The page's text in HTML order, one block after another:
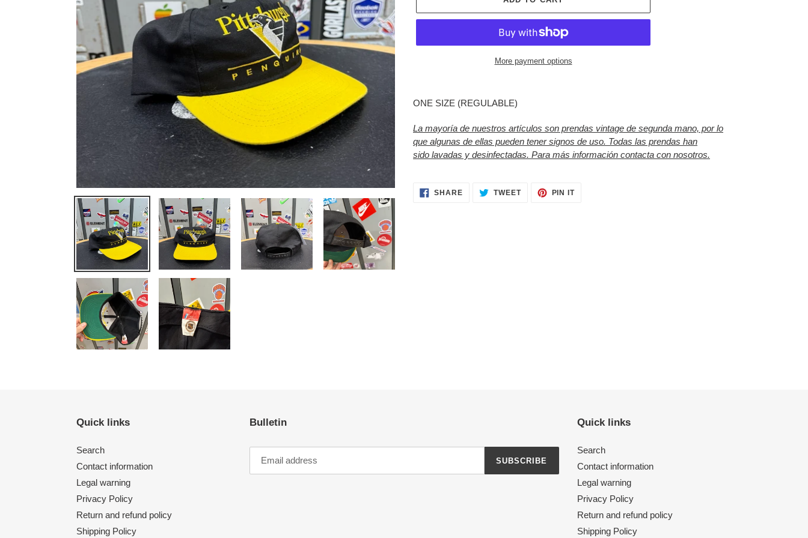
More payment options
product
your
ONE SIZE (REGULABLE)
La mayoría de nuestros artículos son prendas vintage de segunda mano, por lo
que algunas de ellas pueden tener signos de uso. Todas las prendas han
sido lavadas y desinfectadas. Para más información contacta con nosotros.
SHARESHARE
ON
TWEETTWEET PIN ITPIN
Quick links
Search
Contact information
Legal warning
Privacy Policy
Return and refund policy
Shipping Policy
Bulletin
SUBSCRIBE
Quick links
Search
Contact information
Legal warning
Privacy Policy
Return and refund policy
Shipping Policy